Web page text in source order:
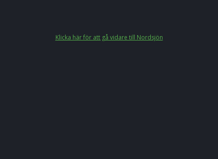
Klicka här för att gå vidare till Nordsjön